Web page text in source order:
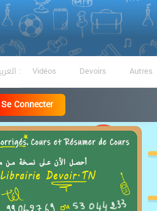
العربية : Vidéos Devoirs Autres
Se Connecter